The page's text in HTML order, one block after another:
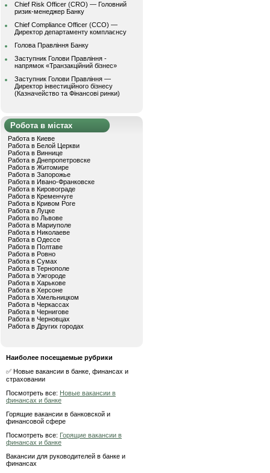
Chief Risk Officer (CRO) — Головний
ризик-менеджер Банку
Chief Compliance Officer (CCO) —
Директор департаменту комплаєнсу
Голова Правління Банку
Заступник Голови Правління -
напрямок «Транзакційний бізнес»
Заступник Голови Правління —
Директор інвестиційного бізнесу
(Казначейство та Фінансові ринки)
Робота в містах
Работа в Киеве
Работа в Белой Церкви
Работа в Виннице
Работа в Днепропетровске
Работа в Житомире
Работа в Запорожье
Работа в Ивано-Франковске
Работа в Кировограде
Работа в Кременчуге
Работа в Кривом Роге
Работа в Луцке
Работа во Львове
Работа в Мариуполе
Работа в Николаеве
Работа в Одессе
Работа в Полтаве
Работа в Ровно
Работа в Сумах
Работа в Тернополе
Работа в Ужгороде
Работа в Харькове
Работа в Херсоне
Работа в Хмельницком
Работа в Черкассах
Работа в Чернигове
Работа в Черновцах
Работа в Других городах
Наиболее посещаемые рубрики
✅ Новые вакансии в банке, финансах и
страховании
Посмотреть все: Новые вакансии в
финансах и банке
Горящие вакансии в банковской и
финансовой сфере
Посмотреть все: Горящие вакансии в
финансах и банке
Вакансии для руководителей в банке и
финансах